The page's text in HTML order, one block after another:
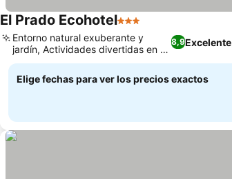
El Prado Ecohotel3 Estrellas
8,9Excelente
Entorno natural exuberante y
jardín, Actividades divertidas en el
hotel
Elige fechas para ver los precios exactos